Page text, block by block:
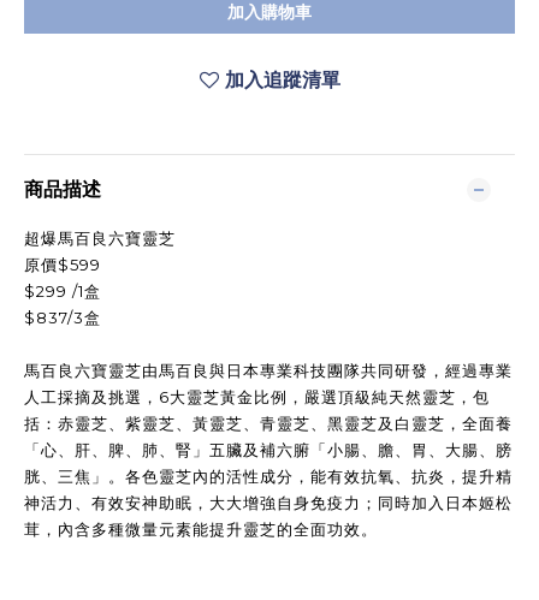
加入購物車
加入追蹤清單
商品描述
超爆馬百良六寶靈芝
原價$599
$299 /1盒
$837/3盒
馬百良六寶靈芝由馬百良與日本專業科技團隊共同研發，經過專業
人工採摘及挑選，6大靈芝黃金比例，嚴選頂級純天然靈芝，包
括：赤靈芝、紫靈芝、黃靈芝、青靈芝、黑靈芝及白靈芝，全面養
「心、肝、脾、肺、腎」五臟及補六腑「小腸、膽、胃、大腸、膀
胱、三焦」。各色靈芝內的活性成分，能有效抗氧、抗炎，提升精
神活力、有效安神助眠，大大增強自身免疫力；同時加入日本姬松
茸，內含多種微量元素能提升靈芝的全面功效。